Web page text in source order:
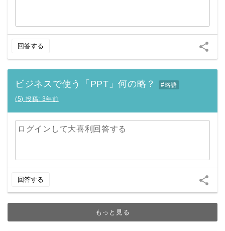
回答する share
ビジネスで使う「PPT」何の略？
#略語
(5) 投稿: 3年前
ログインして大喜利回答する
回答する share
もっと見る